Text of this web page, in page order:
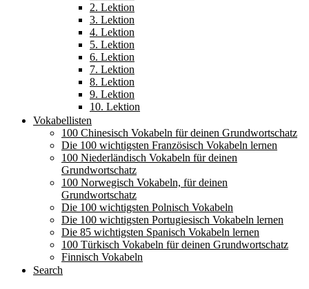
2. Lektion
3. Lektion
4. Lektion
5. Lektion
6. Lektion
7. Lektion
8. Lektion
9. Lektion
10. Lektion
Vokabellisten
100 Chinesisch Vokabeln für deinen Grundwortschatz
Die 100 wichtigsten Französisch Vokabeln lernen
100 Niederländisch Vokabeln für deinen
Grundwortschatz
100 Norwegisch Vokabeln, für deinen
Grundwortschatz
Die 100 wichtigsten Polnisch Vokabeln
Die 100 wichtigsten Portugiesisch Vokabeln lernen
Die 85 wichtigsten Spanisch Vokabeln lernen
100 Türkisch Vokabeln für deinen Grundwortschatz
Finnisch Vokabeln
Search